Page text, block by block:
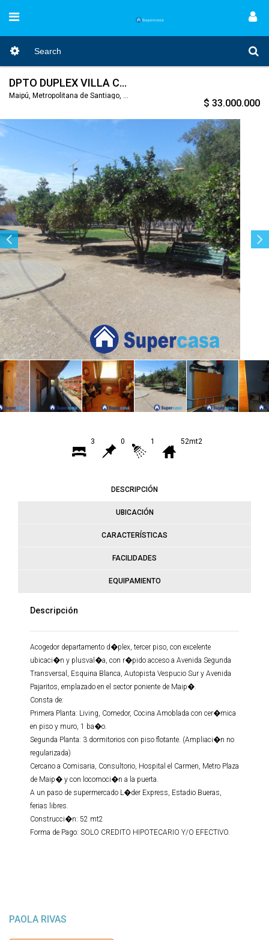
DPTO DUPLEX VILLA CUATRO ALAMOS MAIPU
Maipú, Metropolitana de Santiago, Nro. Código 446
$ 33.000.000
3 0 1 52mt2
DESCRIPCIÓN
UBICACIÓN
CARACTERÍSTICAS
FACILIDADES
EQUIPAMIENTO
Descripción
Acogedor departamento d�plex, tercer piso, con excelente
ubicaci�n y plusval�a, con r�pido acceso a Avenida Segunda
Transversal, Esquina Blanca, Autopista Vespucio Sur y Avenida
Pajaritos, emplazado en el sector poniente de Maip�.
Consta de:
Primera Planta: Living, Comedor, Cocina Amoblada con cer�mica
en piso y muro, 1 ba�o.
Segunda Planta: 3 dormitorios con piso flotante. (Ampliaci�n no
regularizada)
Cercano a Comisaria, Consultorio, Hospital el Carmen, Metro Plaza
de Maip� y con locomoci�n a la puerta.
A un paso de supermercado L�der Express, Estadio Bueras,
ferias libres.
Construcci�n: 52 mt2
Forma de Pago: SOLO CREDITO HIPOTECARIO Y/O EFECTIVO.
PAOLA RIVAS